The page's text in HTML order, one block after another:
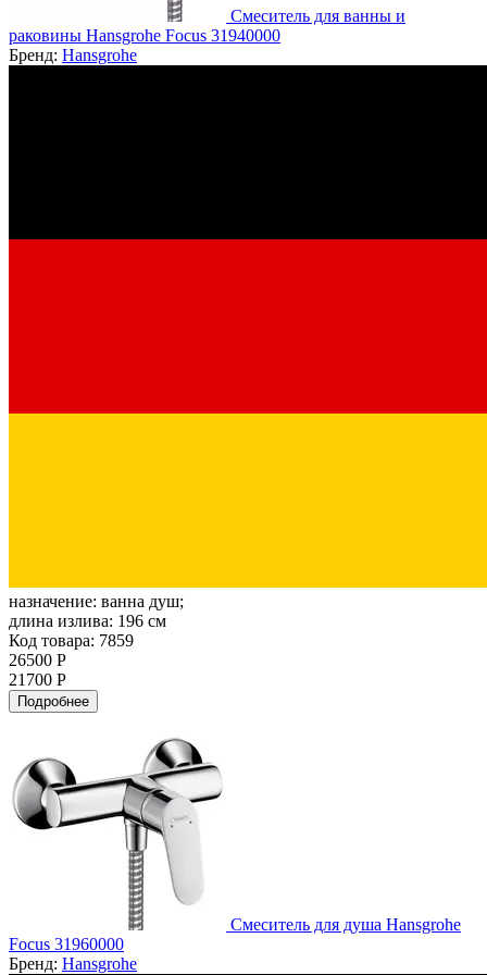
Смеситель для ванны и
раковины Hansgrohe Focus 31940000
Бренд: Hansgrohe
назначение: ванна душ;
длина излива: 196 см
Код товара: 7859
26500 Р
21700 Р
Подробнее
Смеситель для душа Hansgrohe
Focus 31960000
Бренд: Hansgrohe